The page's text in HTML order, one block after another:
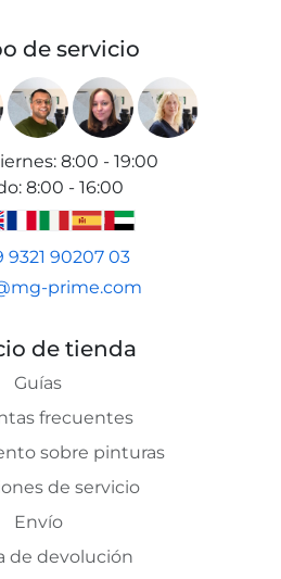
de servicio
: 8:00 - 19:00
: 8:00 - 16:00
9321 90207 03
prime.com
de tienda
Guías
frecuentes
sobre pinturas
de servicio
Envío
de devolución